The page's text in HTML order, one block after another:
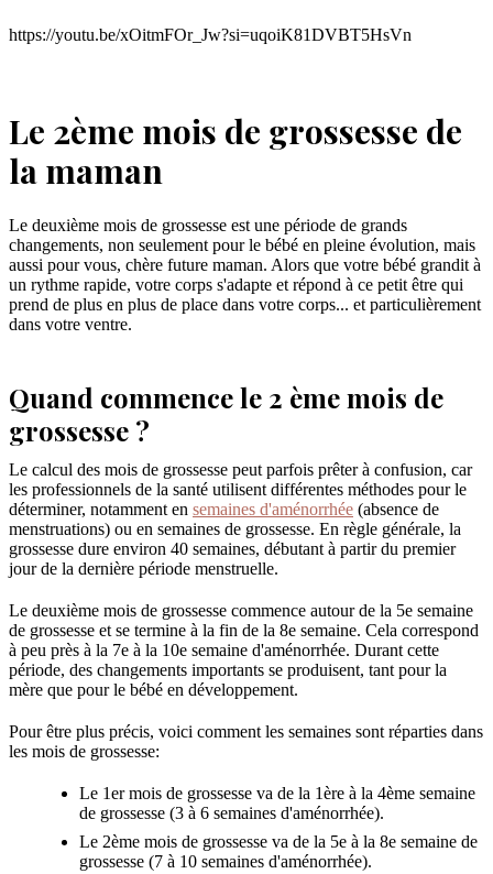
https://youtu.be/xOitmFOr_Jw?si=uqoiK81DVBT5HsVn
Le 2ème mois de grossesse de
la maman
Le deuxième mois de grossesse est une période de grands
changements, non seulement pour le bébé en pleine évolution, mais
aussi pour vous, chère future maman. Alors que votre bébé grandit à
un rythme rapide, votre corps s'adapte et répond à ce petit être qui
prend de plus en plus de place dans votre corps... et particulièrement
dans votre ventre.
Quand commence le 2 ème mois de
grossesse ?
Le calcul des mois de grossesse peut parfois prêter à confusion, car
les professionnels de la santé utilisent différentes méthodes pour le
déterminer, notamment en semaines d'aménorrhée (absence de
menstruations) ou en semaines de grossesse. En règle générale, la
grossesse dure environ 40 semaines, débutant à partir du premier
jour de la dernière période menstruelle.
Le deuxième mois de grossesse commence autour de la 5e semaine
de grossesse et se termine à la fin de la 8e semaine. Cela correspond
à peu près à la 7e à la 10e semaine d'aménorrhée. Durant cette
période, des changements importants se produisent, tant pour la
mère que pour le bébé en développement.
Pour être plus précis, voici comment les semaines sont réparties dans
les mois de grossesse:
Le 1er mois de grossesse va de la 1ère à la 4ème semaine
de grossesse (3 à 6 semaines d'aménorrhée).
Le 2ème mois de grossesse va de la 5e à la 8e semaine de
grossesse (7 à 10 semaines d'aménorrhée).